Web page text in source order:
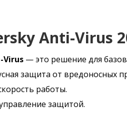
Anti-Virus
Virus — это решение для
защита от вредоносных
работы.
защитой.